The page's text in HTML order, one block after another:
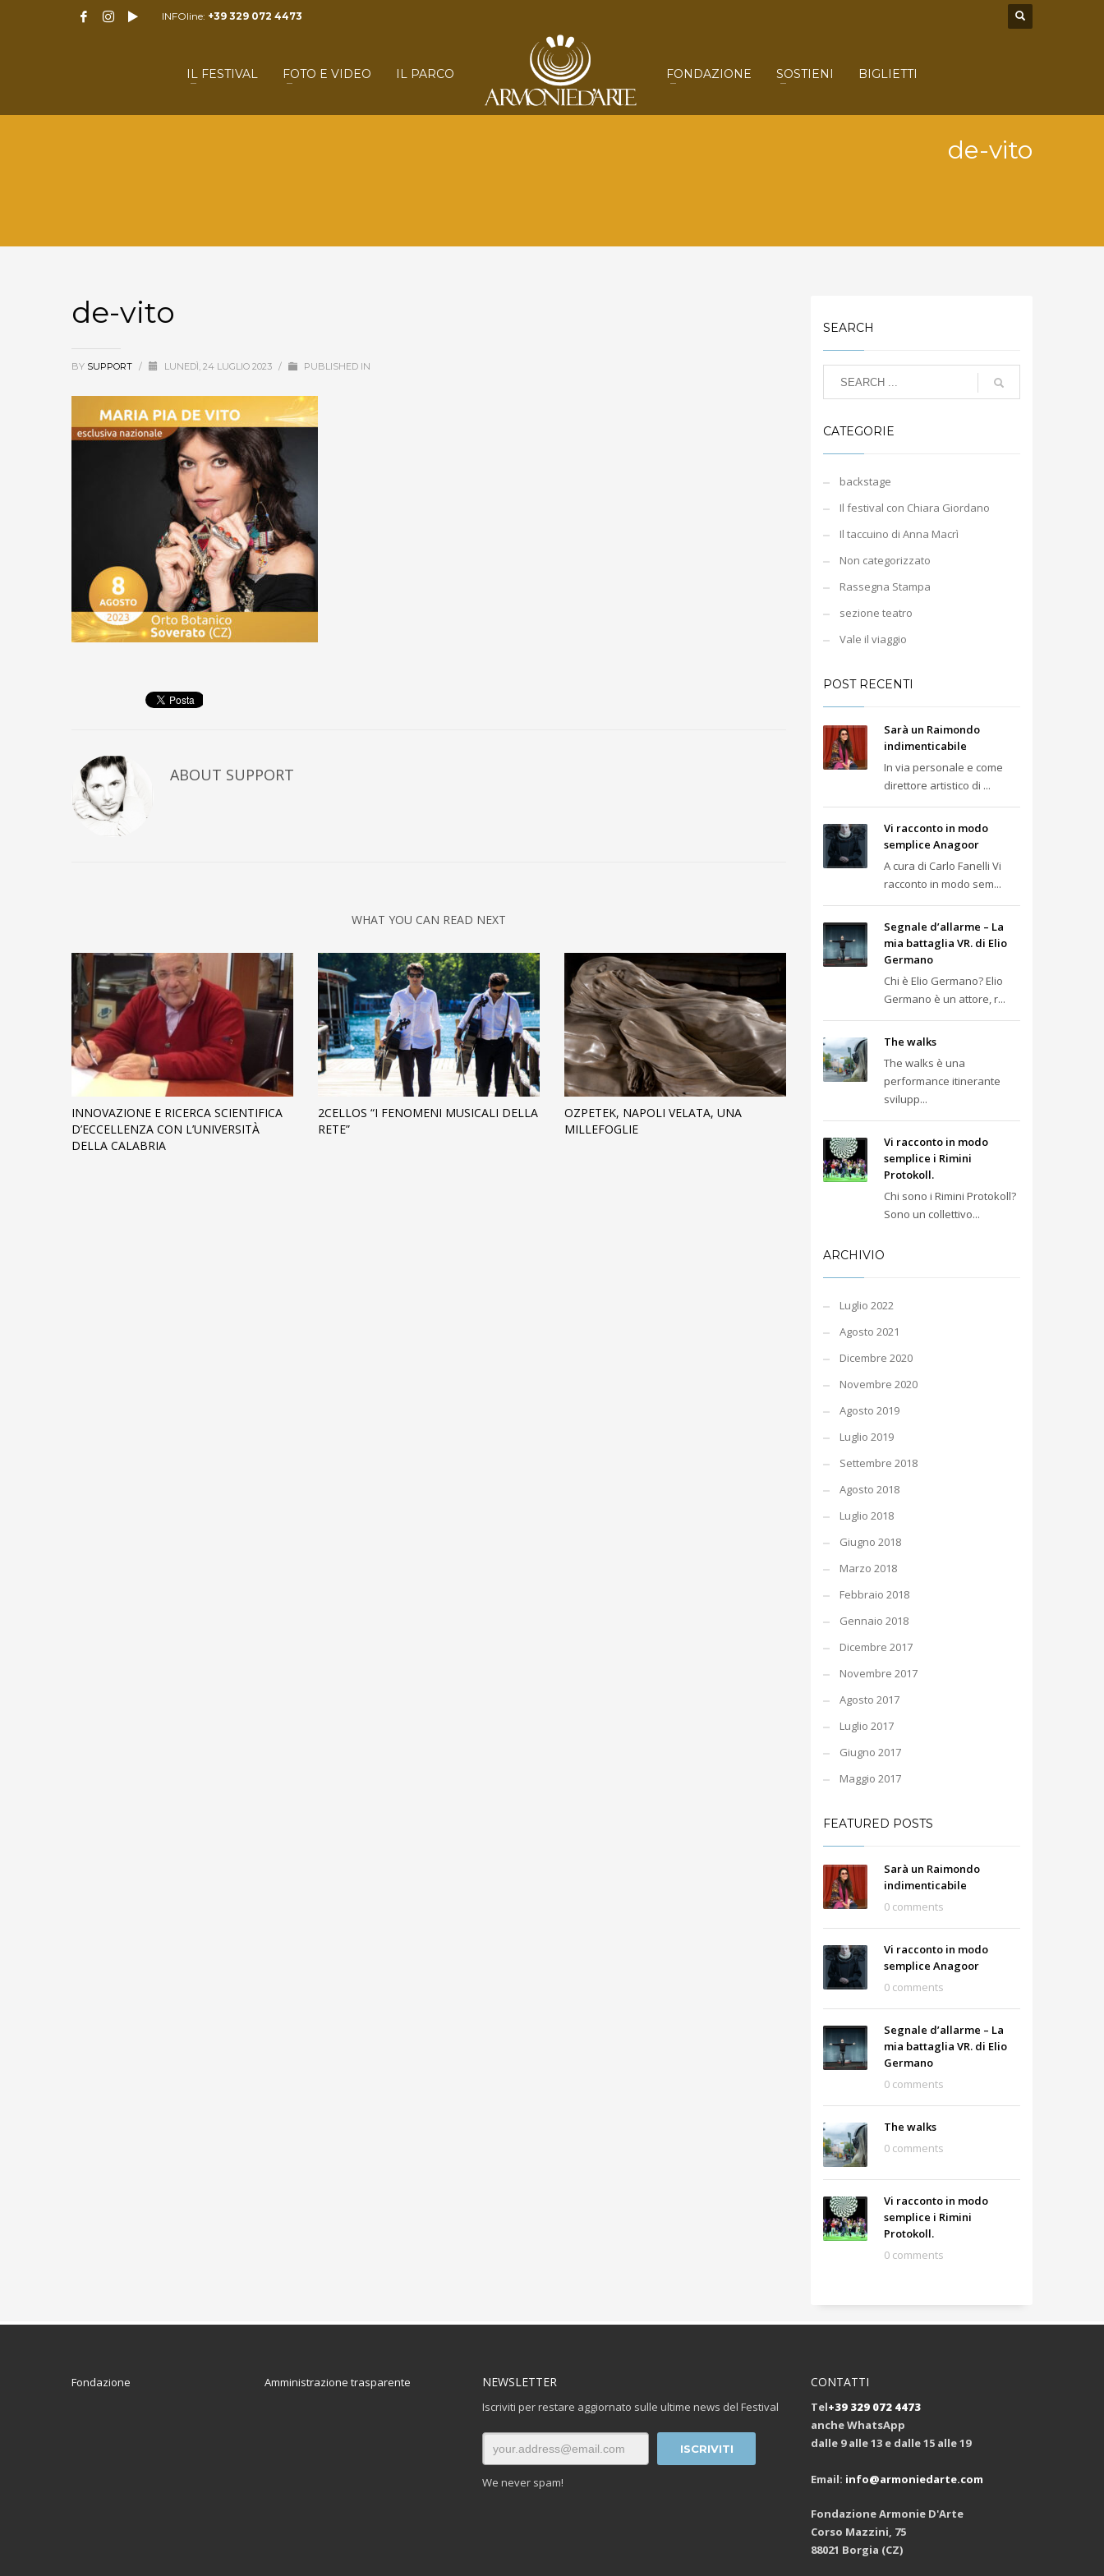
INFOline: +39 329 072 4473
IL FESTIVAL FOTO E VIDEO IL PARCO FONDAZIONE SOSTIENI BIGLIETTI
de-vito
de-vito
BY SUPPORT / LUNEDÌ, 24 LUGLIO 2023 / PUBLISHED IN
ABOUT SUPPORT
WHAT YOU CAN READ NEXT
INNOVAZIONE E RICERCA SCIENTIFICA
D’ECCELLENZA CON L’UNIVERSITÀ
DELLA CALABRIA
2CELLOS “I FENOMENI MUSICALI DELLA
RETE”
OZPETEK, NAPOLI VELATA, UNA
MILLEFOGLIE
SEARCH
CATEGORIE
backstage
Il festival con Chiara Giordano
Il taccuino di Anna Macrì
Non categorizzato
Rassegna Stampa
sezione teatro
Vale il viaggio
POST RECENTI
Sarà un Raimondo
indimenticabile
In via personale e come
direttore artistico di ...
Vi racconto in modo
semplice Anagoor
A cura di Carlo Fanelli Vi
racconto in modo sem...
Segnale d’allarme – La
mia battaglia VR. di Elio
Germano
Chi è Elio Germano? Elio
Germano è un attore, r...
The walks
The walks è una
performance itinerante
svilupp...
Vi racconto in modo
semplice i Rimini
Protokoll.
Chi sono i Rimini Protokoll?
Sono un collettivo...
ARCHIVIO
Luglio 2022
Agosto 2021
Dicembre 2020
Novembre 2020
Agosto 2019
Luglio 2019
Settembre 2018
Agosto 2018
Luglio 2018
Giugno 2018
Marzo 2018
Febbraio 2018
Gennaio 2018
Dicembre 2017
Novembre 2017
Agosto 2017
Luglio 2017
Giugno 2017
Maggio 2017
FEATURED POSTS
Sarà un Raimondo
indimenticabile
0 comments
Vi racconto in modo
semplice Anagoor
0 comments
Segnale d’allarme – La
mia battaglia VR. di Elio
Germano
0 comments
The walks
0 comments
Vi racconto in modo
semplice i Rimini
Protokoll.
0 comments
Fondazione Amministrazione trasparente NEWSLETTER
Iscriviti per restare aggiornato sulle ultime news del Festival
We never spam!
CONTATTI
Tel+39 329 072 4473
anche WhatsApp
dalle 9 alle 13 e dalle 15 alle 19
Email: info@armoniedarte.com
Fondazione Armonie D'Arte
Corso Mazzini, 75
88021 Borgia (CZ)